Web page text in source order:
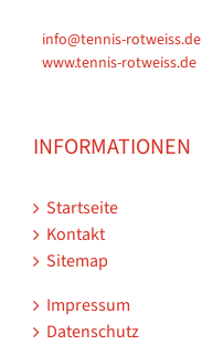
info@tennis-rotweiss.de
www.tennis-rotweiss.de
INFORMATIONEN
Startseite
Kontakt
Sitemap
Impressum
Datenschutz